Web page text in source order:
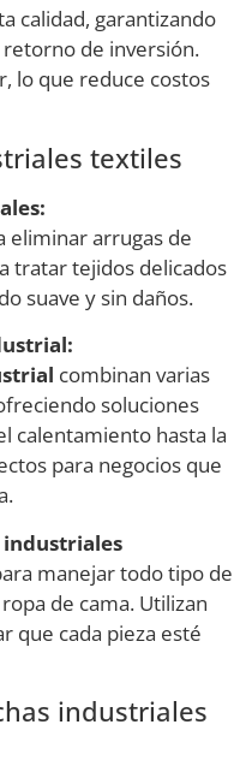
calidad, garantizando
de inversión.
lo que reduce costos
textiles
eliminar arrugas de
tratar tejidos delicados
suave y sin daños.
combinan varias
soluciones
calentamiento hasta la
para negocios que
industriales
manejar todo tipo de
de cama. Utilizan
que cada pieza esté
industriales